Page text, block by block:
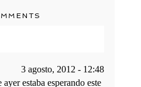
or shared. Required
3 agosto, 2012 - 12:48
estaba esperando este